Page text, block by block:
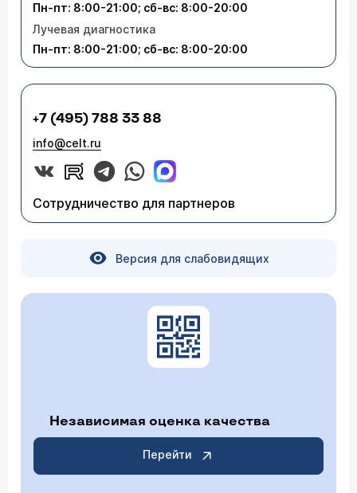
Пн-пт: 8:00-21:00; сб-вс: 8:00-20:00
Лучевая диагностика
Пн-пт: 8:00-21:00; сб-вс: 8:00-20:00
+7 (495) 788 33 88
info@celt.ru
Сотрудничество для партнеров
Версия для слабовидящих
Независимая оценка качества
Перейти